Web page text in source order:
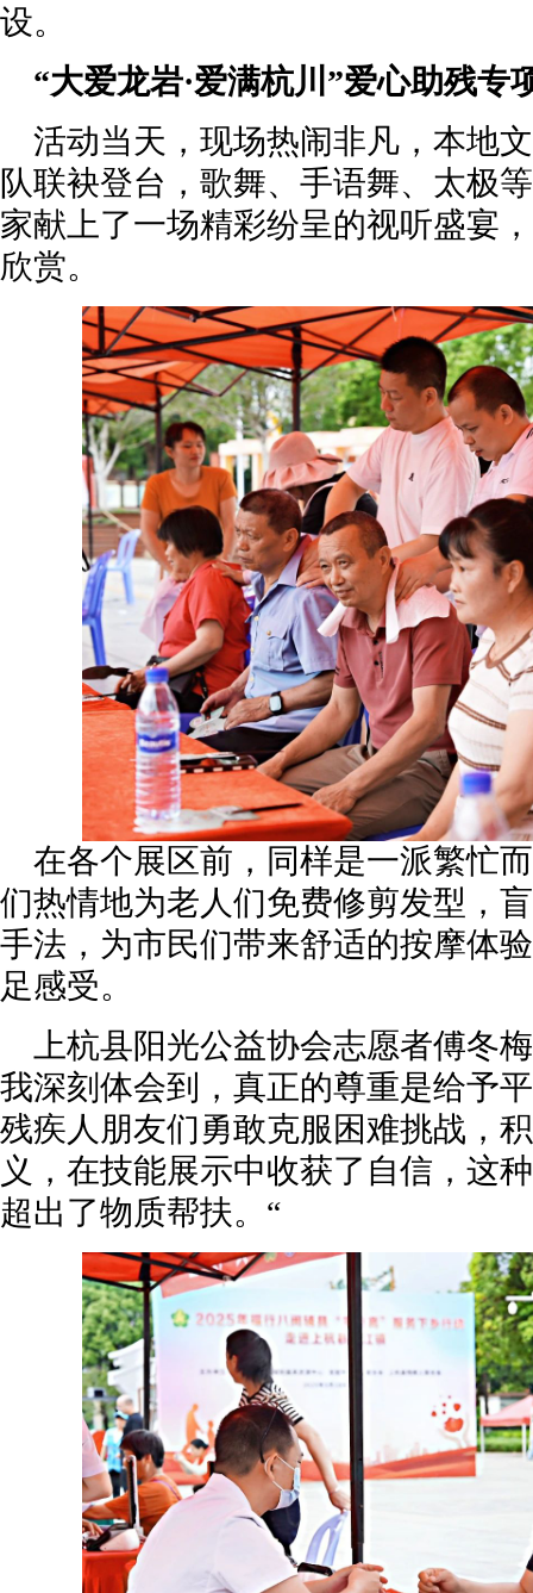
设。
“大爱龙岩·爱满杭川”爱心助残专
活动当天，现场热闹非凡，本地
队联袂登台，歌舞、手语舞、太极
家献上了一场精彩纷呈的视听盛宴
欣赏。
在各个展区前，同样是一派繁忙
们热情地为老人们免费修剪发型，
手法，为市民们带来舒适的按摩体
足感受。
上杭县阳光公益协会志愿者傅冬
我深刻体会到，真正的尊重是给予
残疾人朋友们勇敢克服困难挑战，
义，在技能展示中收获了自信，这
超出了物质帮扶。“